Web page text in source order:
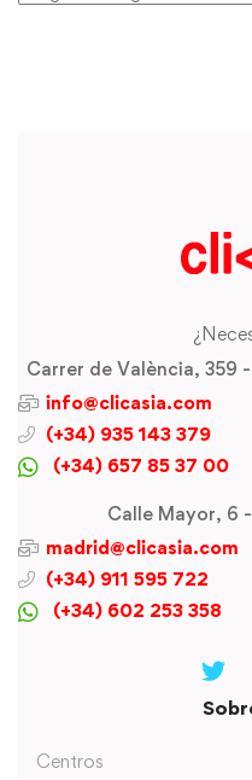
Carrer de València, 359
info@clicasia.com
(+34) 935 143 379
(+34) 657 85 37 00
Calle Mayor, 6
madrid@clicasia.com
(+34) 911 595 722
(+34) 602 253 358
Centros